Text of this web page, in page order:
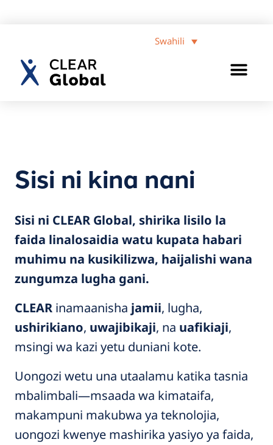
Swahili
Sisi ni kina nani
Sisi ni CLEAR Global, shirika lisilo la
faida linalosaidia watu kupata habari
muhimu na kusikilizwa, haijalishi wana
zungumza lugha gani.
CLEAR inamaanisha jamii, lugha,
ushirikiano, uwajibikaji, na uafikiaji,
msingi wa kazi yetu duniani kote.
Uongozi wetu una utaalamu katika tasnia
mbalimbali—msaada wa kimataifa,
makampuni makubwa ya teknolojia,
uongozi kwenye mashirika yasiyo ya faida,